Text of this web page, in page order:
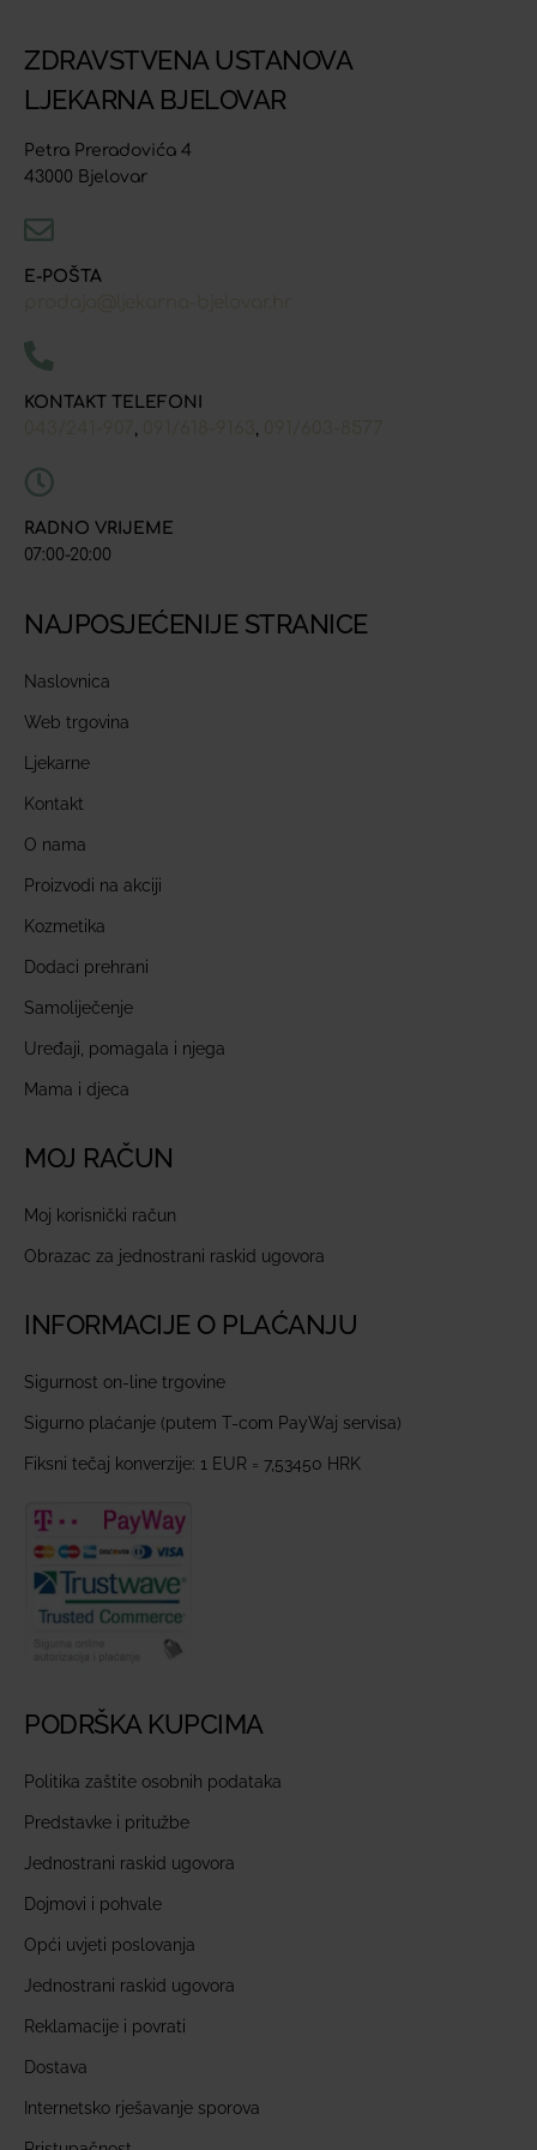
ZDRAVSTVENA USTANOVA
LJEKARNA BJELOVAR
Petra Preradovića 4
43000 Bjelovar
E-POŠTA
KONTAKT TELEFONI
RADNO VRIJEME
07:00-20:00
NAJPOSJEĆENIJE STRANICE
Naslovnica
Web trgovina
Ljekarne
Kontakt
O nama
Proizvodi na akciji
Kozmetika
Dodaci prehrani
Samoliječenje
Uređaji, pomagala i njega
Mama i djeca
MOJ RAČUN
Moj korisnički račun
Obrazac za jednostrani raskid ugovora
INFORMACIJE O PLAĆANJU
Sigurnost on-line trgovine
Sigurno plaćanje (putem T-com PayWaj servisa)
Fiksni tečaj konverzije: 1 EUR = 7,53450 HRK
PODRŠKA KUPCIMA
Politika zaštite osobnih podataka
Predstavke i pritužbe
Jednostrani raskid ugovora
Dojmovi i pohvale
Opći uvjeti poslovanja
Jednostrani raskid ugovora
Reklamacije i povrati
Dostava
Internetsko rješavanje sporova